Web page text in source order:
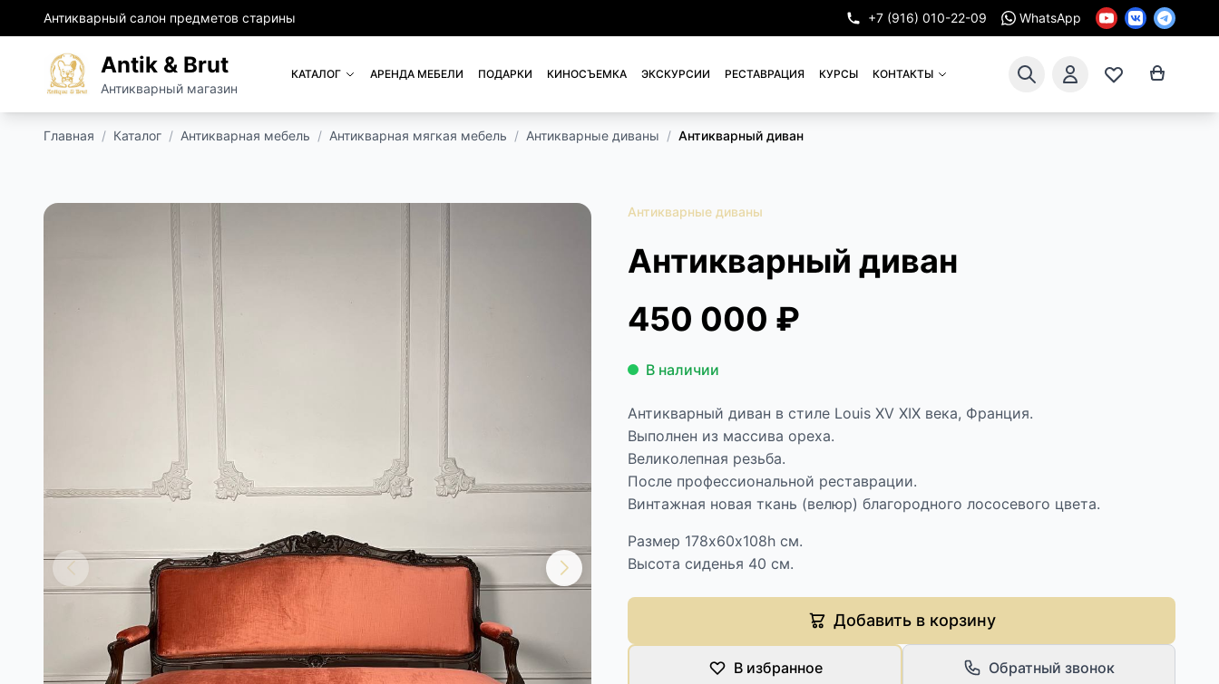
Антикварный салон предметов старины +7 (916) 010-22-09 WhatsApp
Antik & Brut
Антикварный магазин
КАТАЛОГ АРЕНДА МЕБЕЛИ ПОДАРКИ КИНОСЪЕМКА ЭКСКУРСИИ РЕСТАВРАЦИЯ КУРСЫ КОНТАКТЫ
Главная / Каталог / Антикварная мебель / Антикварная мягкая мебель / Антикварные диваны / Антикварный диван
Антикварные диваны
Антикварный диван
450 000 ₽
В наличии
Антикварный диван в стиле Louis XV XIX века, Франция.
Выполнен из массива ореха.
Великолепная резьба.
После профессиональной реставрации.
Винтажная новая ткань (велюр) благородного лососевого цвета.
Размер 178х60х108h см.
Высота сиденья 40 см.
Добавить в корзину
В избранное Обратный звонок